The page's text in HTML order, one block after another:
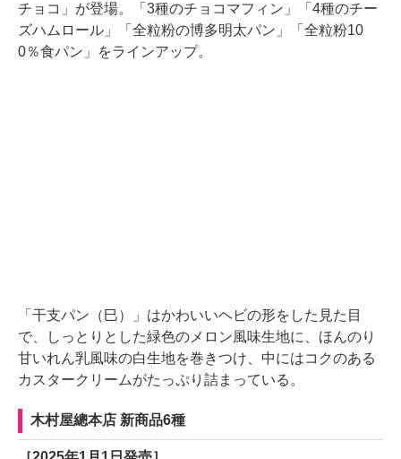
チョコ」が登場。「3種のチョコマフィン」「4種のチー
ズハムロール」「全粒粉の博多明太パン」「全粒粉10
0％食パン」をラインアップ。
「干支パン（巳）」はかわいいヘビの形をした見た目
で、しっとりとした緑色のメロン風味生地に、ほんのり
甘いれん乳風味の白生地を巻きつけ、中にはコクのある
カスタークリームがたっぷり詰まっている。
木村屋總本店 新商品6種